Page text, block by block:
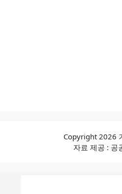
Copyright 2026
자료 제공 : 공